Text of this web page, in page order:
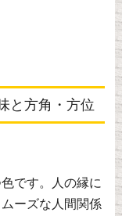
と方角・方位
です。人の縁に
ーズな人間関係